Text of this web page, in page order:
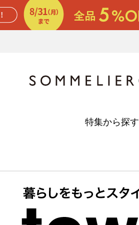
特集から探す